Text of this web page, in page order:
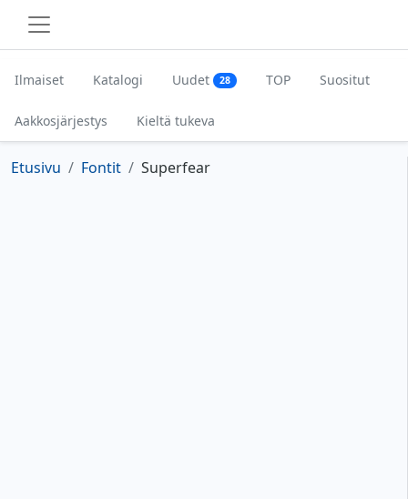
Ilmaiset Katalogi Uudet 28 TOP Suositut
Aakkosjärjestys Kieltä tukeva
Etusivu Fontit Superfear